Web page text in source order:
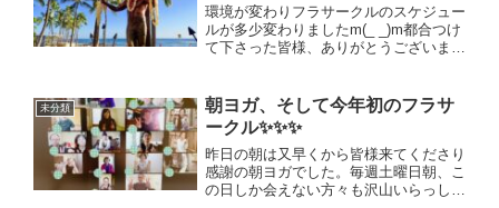
環境が変わりフラサークルのスケジュー
ルが多少変わりましたm(_ _)m都合つけ
て下さった皆様、ありがとうございま
アミュージングレースにて(所沢駅から
徒歩4分)★10時1...
未分類
朝ヨガ、そして今年初のフラサ
ークル✨✨✨
昨日の朝は又早くから皆様来てくださり
感謝の朝ヨガでした。毎週土曜日朝、こ
の日しか会えない方々も沢山いらっしゃ